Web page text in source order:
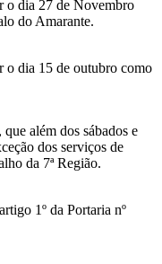
o dia 27 de Novembro
do Amarante.
o dia 15 de outubro como
além dos sábados e
dos serviços de
da 7ª Região.
1º da Portaria nº